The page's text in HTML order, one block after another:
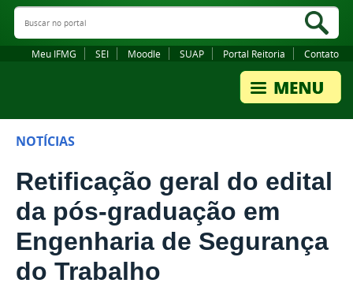
Buscar no portal
Meu IFMG SEI Moodle SUAP Portal Reitoria Contato
NOTÍCIAS
Retificação geral do edital
da pós-graduação em
Engenharia de Segurança
do Trabalho